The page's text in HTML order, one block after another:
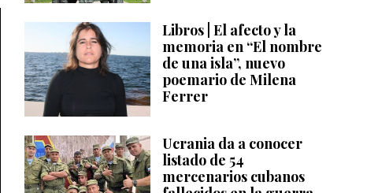
Libros | El afecto y la
memoria en “El nombre
de una isla”, nuevo
poemario de Milena
Ferrer
Ucrania da a conocer
listado de 54
mercenarios cubanos